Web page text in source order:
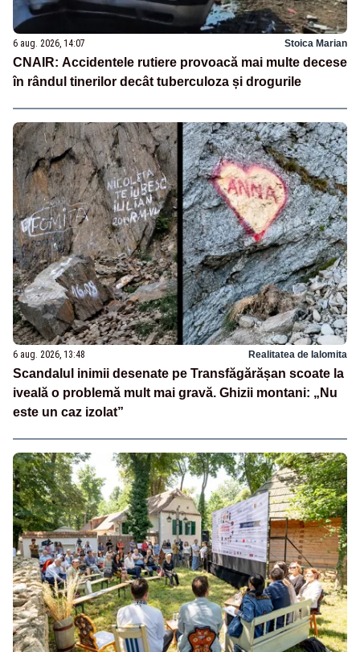
6 aug. 2026, 14:07 Stoica Marian
CNAIR: Accidentele rutiere provoacă mai multe decese
în rândul tinerilor decât tuberculoza și drogurile
6 aug. 2026, 13:48 Realitatea de Ialomita
Scandalul inimii desenate pe Transfăgărășan scoate la
iveală o problemă mult mai gravă. Ghizii montani: „Nu
este un caz izolat”